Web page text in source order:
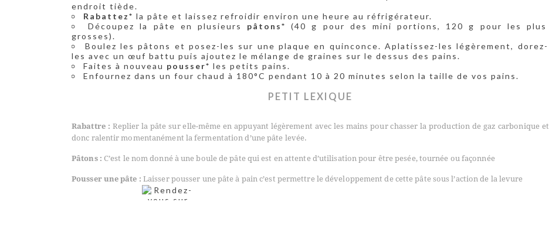
endroit tiède.
Rabattez* la pâte et laissez refroidir environ une heure au réfrigérateur.
Découpez la pâte en plusieurs pâtons*
(40 g pour des mini portions, 120 g pour les plus
grosses).
Boulez les pâtons et posez-les sur une plaque en quinconce. Aplatissez-les légèrement, dorez-
les avec un œuf battu puis ajoutez le mélange de graines sur le dessus des pains.
Faites à nouveau pousser* les petits pains.
Enfournez dans un four chaud à 180°C pendant 10 à 20 minutes selon la taille de vos pains.
PETIT LEXIQUE
Rabattre : Replier la pâte sur elle-même en appuyant légèrement avec les mains pour chasser la production de gaz carbonique et
donc ralentir momentanément la fermentation d’une pâte levée.
Pâtons : C’est le nom donné à une boule de pâte qui est en attente d’utilisation pour être pesée, tournée ou façonnée
Pousser une pâte : Laisser pousser une pâte à pain c’est permettre le développement de cette pâte sous l’action de la levure